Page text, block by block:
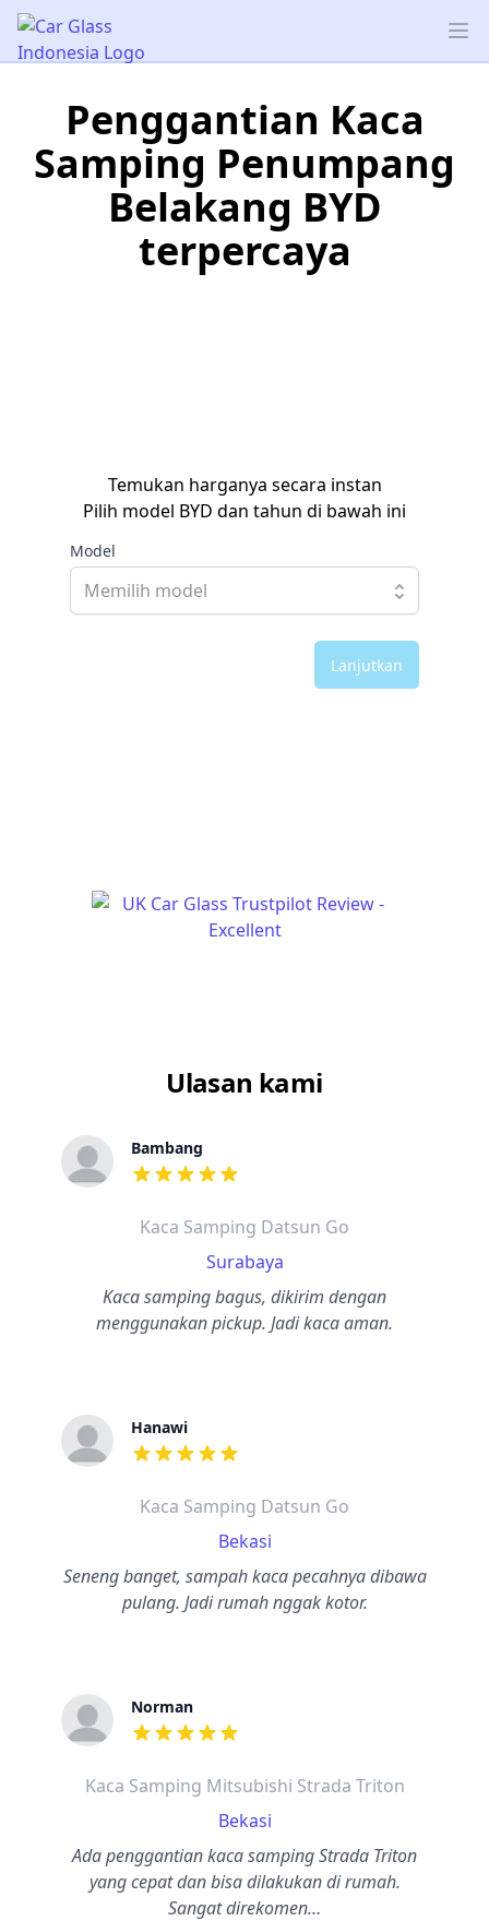
Car Glass Indonesia
Penggantian Kaca
Samping Penumpang
Belakang BYD
terpercaya
Temukan harganya secara instan
Pilih model BYD dan tahun di bawah ini
Model
Lanjutkan
Ulasan kami
Bambang
dari ulasan adalah bintang lima
Kaca Samping Datsun Go
Surabaya
Kaca samping bagus, dikirim dengan
menggunakan pickup. Jadi kaca aman.
Hanawi
dari ulasan adalah bintang lima
Kaca Samping Datsun Go
Bekasi
Seneng banget, sampah kaca pecahnya dibawa
pulang. Jadi rumah nggak kotor.
Norman
dari ulasan adalah bintang lima
Kaca Samping Mitsubishi Strada Triton
Bekasi
Ada penggantian kaca samping Strada Triton
yang cepat dan bisa dilakukan di rumah.
Sangat direkomen…